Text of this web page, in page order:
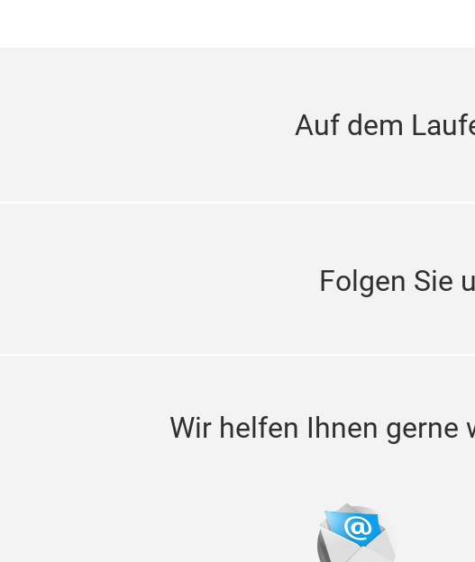
Auf dem
Folgen Sie
Wir helfen Ihnen gerne